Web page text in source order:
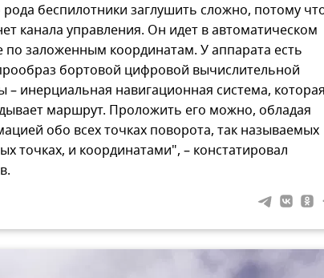
рода беспилотники заглушить сложно, потому
канала управления. Он идет в автоматическом
заложенным координатам. У аппарата есть
бортовой цифровой вычислительной
инерциальная навигационная система,
маршрут. Проложить его можно, обладая
обо всех точках поворота, так называемых
точках, и координатами", – констатировал